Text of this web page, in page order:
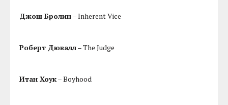
Джош Бролин– Inherent Vice
Роберт Дювалл– The Judge
Итан Хоук– Boyhood